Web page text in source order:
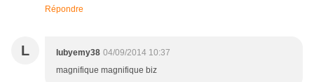
Répondre
L lubyemy38 04/09/2014 10:37
magnifique magnifique biz